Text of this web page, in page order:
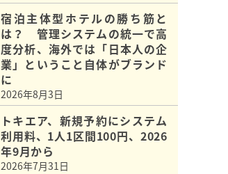
宿泊主体型ホテルの勝ち筋と
は？ 管理システムの統一で高
度分析、海外では「日本人の企
業」ということ自体がブランド
に
2026年8月3日
トキエア、新規予約にシステム
利用料、1人1区間100円、2026
年9月から
2026年7月31日